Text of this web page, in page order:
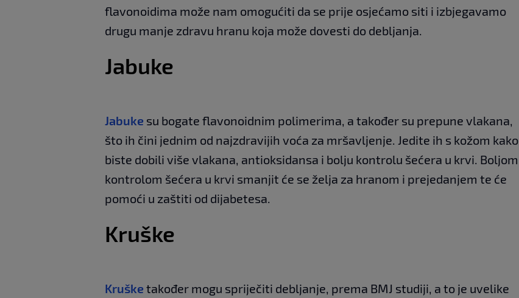
flavonoidima može nam omogućiti da se prije osjećamo siti i izbjegavamo
drugu manje zdravu hranu koja može dovesti do debljanja.
Jabuke
Jabuke su bogate flavonoidnim polimerima, a također su prepune vlakana,
što ih čini jednim od najzdravijih voća za mršavljenje. Jedite ih s kožom kako
biste dobili više vlakana, antioksidansa i bolju kontrolu šećera u krvi. Boljom
kontrolom šećera u krvi smanjit će se želja za hranom i prejedanjem te će
pomoći u zaštiti od dijabetesa.
Kruške
Kruške također mogu spriječiti debljanje, prema BMJ studiji, a to je uvelike